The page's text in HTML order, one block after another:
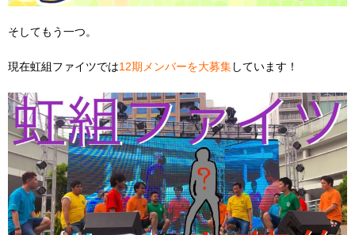
そしてもう一つ。
現在虹組ファイツでは12期メンバーを大募集しています！